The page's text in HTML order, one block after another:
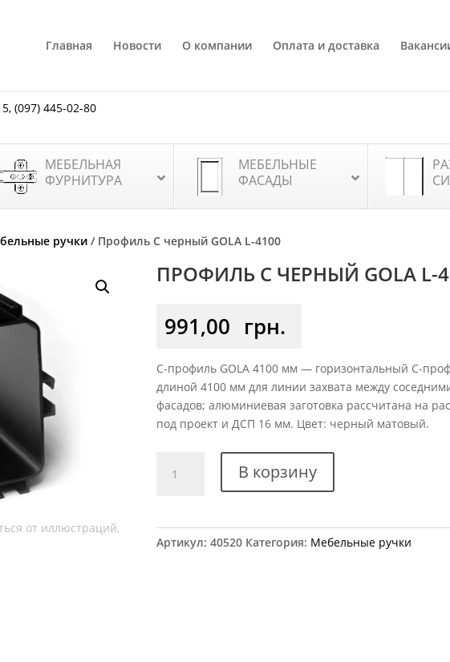
Главная Новости О компании Оплата и доставка
,(097) 445-02-80
МЕБЕЛЬНАЯ
ФУРНИТУРА
МЕБЕЛЬНЫЕ
ФАСАДЫ
ручки / Профиль С черный GOLA L-4100
ПРОФИЛЬ С ЧЕРНЫЙ GOLA L-
991,00 грн.
C-профиль GOLA 4100 мм — горизонтальный C-
длиной 4100 мм для линии захвата между
фасадов; алюминиевая заготовка рассчитана на
под проект и ДСП 16 мм. Цвет: черный матовый.
товара
GOLA
В корзину
Артикул:40520 Категория: Мебельные ручки